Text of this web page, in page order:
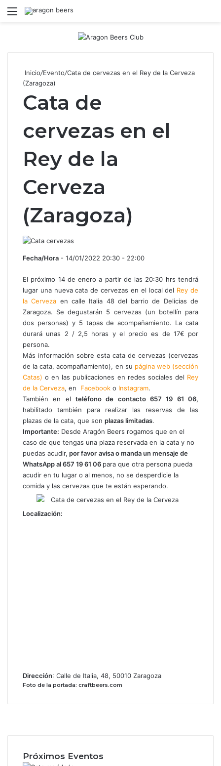
Menú
Inicio/Evento/Cata de cervezas en el Rey de la Cerveza
(Zaragoza)
Cata de
cervezas en el
Rey de la
Cerveza
(Zaragoza)
Fecha/Hora - 14/01/2022 20:30 - 22:00
El próximo 14 de enero a partir de las 20:30 hrs tendrá
lugar una nueva cata de cervezas en el local del Rey de
la Cerveza en calle Italia 48 del barrio de Delicias de
Zaragoza. Se degustarán 5 cervezas (un botellín para
dos personas) y 5 tapas de acompañamiento. La cata
durará unas 2 / 2,5 horas y el precio es de 17€ por
persona.
Más información sobre esta cata de cervezas (cervezas
de la cata, acompañamiento), en su página web (sección
Catas) o en las publicaciones en redes sociales del Rey
de la Cerveza, en Facebook o Instagram.
También en el teléfono de contacto 657 19 61 06,
habilitado también para realizar las reservas de las
plazas de la cata, que son plazas limitadas.
Importante: Desde Aragón Beers rogamos que en el
caso de que tengas una plaza reservada en la cata y no
puedas acudir, por favor avisa o manda un mensaje de
WhatsApp al 657 19 61 06 para que otra persona pueda
acudir en tu lugar o al menos, no se desperdicie la
comida y las cervezas que te están esperando.
Localización:
Dirección: Calle de Italia, 48, 50010 Zaragoza
Foto de la portada: craftbeers.com
Próximos Eventos